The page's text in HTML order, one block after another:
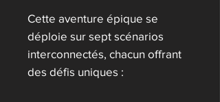
Cette aventure épique se
déploie sur sept scénarios
interconnectés, chacun offrant
des défis uniques :